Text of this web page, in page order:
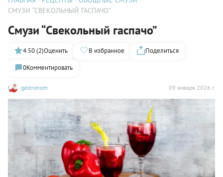
СМУЗИ “СВЕКОЛЬНЫЙ ГАСПАЧО”
Смузи “Свекольный гаспачо”
gastronom 09 января 2026 г.
4.50 (2)Оценить В избранное
Поделиться
0Комментировать